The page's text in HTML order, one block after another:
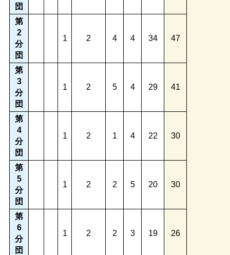
団
第
2
分
団
1 2 4 4 34 47
第
3
分
団
1 2 5 4 29 41
第
4
分
団
1 2 1 4 22 30
第
5
分
団
1 2 2 5 20 30
第
6
分
団
1 2 2 3 19 26